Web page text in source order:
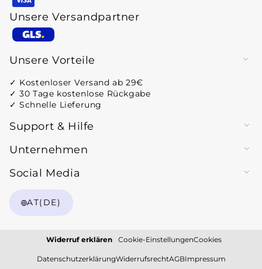
Unsere Vorteile
✓ Kostenloser Versand ab 29€
✓ 30 Tage kostenlose Rückgabe
✓ Schnelle Lieferung
Unsere Versandpartner
Zahlungsmethoden
Support & Hilfe
Unternehmen
Social Media
AT(DE)
Widerruf erklären Cookie-EinstellungenCookies
DatenschutzerklärungWiderrufsrechtAGBImpressum